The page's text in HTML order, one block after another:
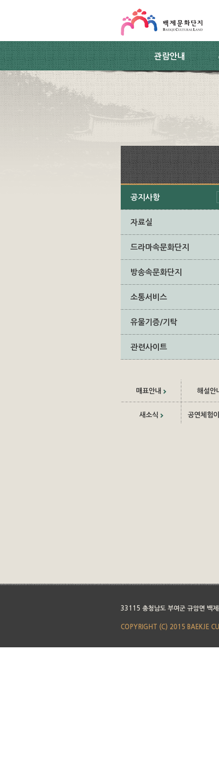
관람안내
공지사항
자료실
드라마속문화단지
방송속문화단지
소통서비스
유물기증/기탁
관련사이트
매표안내 해설안
새소식 공연체험
33115 충청남도 부여군 규암면 백
COPYRIGHT (C) 2015 BAEKJE